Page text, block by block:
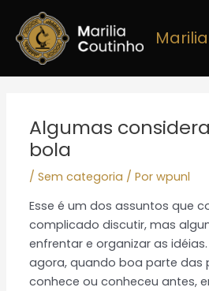
para
conteúdo
Algumas
bola
/Sem categoria / Porwpunl
Esse é um dos assuntos que
complicado discutir, mas
enfrentar e organizar as
agora, quando boa parte das
conhece ou conheceu antes,